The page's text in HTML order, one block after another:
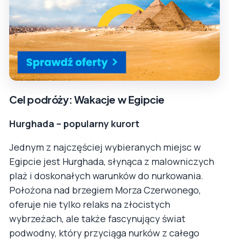
Cel podróży: Wakacje w Egipcie
Hurghada – popularny kurort
Jednym z najczęściej wybieranych miejsc w
Egipcie jest Hurghada, słynąca z malowniczych
plaż i doskonałych warunków do nurkowania.
Położona nad brzegiem Morza Czerwonego,
oferuje nie tylko relaks na złocistych
wybrzeżach, ale także fascynujący świat
podwodny, który przyciąga nurków z całego